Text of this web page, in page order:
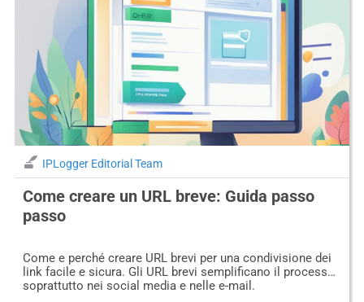
IPLogger Editorial Team
Come creare un URL breve: Guida passo
passo
Come e perché creare URL brevi per una condivisione dei
link facile e sicura. Gli URL brevi semplificano il processo,
soprattutto nei social media e nelle e-mail.